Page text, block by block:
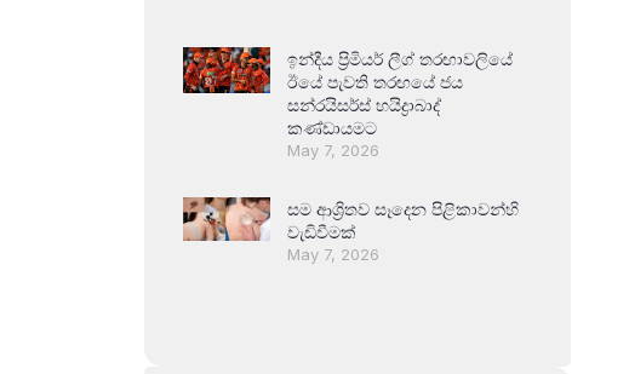
ඉන්දීය ප්‍රිමියර් ලීග් තරඟාවලියේ
ඊයේ පැවති තරඟයේ ජය
සන්රයිසර්ස් හයිද්‍රාබාද්
කණ්ඩායමට
May 7, 2026
සම ආශ්‍රිතව සෑදෙන පිළිකාවන්හි
වැඩිවීමක්
May 7, 2026